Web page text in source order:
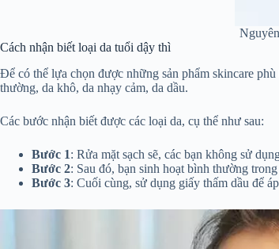
Cách nhận biết loại da tuổi dậy thì
Để có thể lựa chọn được những sản phẩm skincare
thường, da khô, da nhạy cảm, da dầu.
Các bước nhận biết được các loại da, cụ thể như sau:
Bước 1: Rửa mặt sạch sẽ, các bạn không sử
Bước 2: Sau đó, bạn sinh hoạt bình thường
Bước 3: Cuối cùng, sử dụng giấy thấm dầu để